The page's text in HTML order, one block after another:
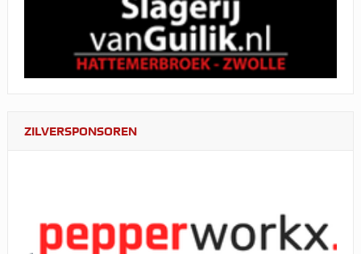
ZILVERSPONSOREN